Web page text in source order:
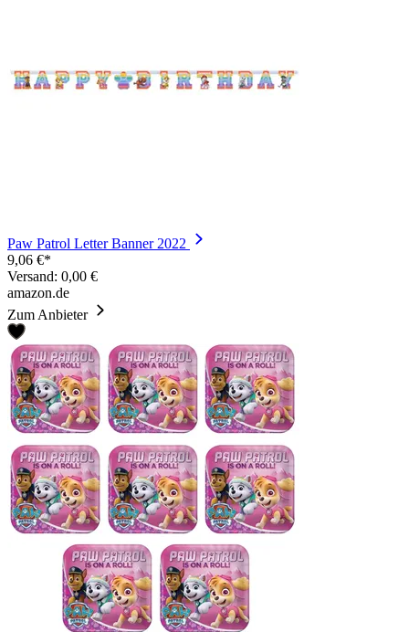
Paw Patrol Letter Banner 2022
9,06 €*
Versand: 0,00 €
amazon.de
Zum Anbieter